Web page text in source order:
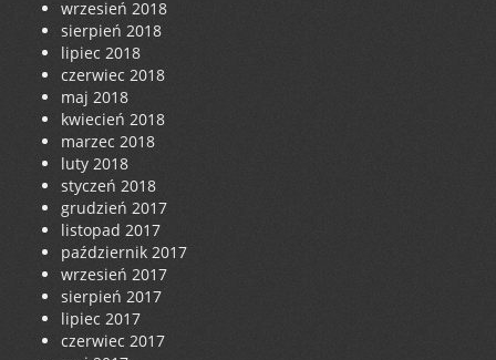
wrzesień 2018
sierpień 2018
lipiec 2018
czerwiec 2018
maj 2018
kwiecień 2018
marzec 2018
luty 2018
styczeń 2018
grudzień 2017
listopad 2017
październik 2017
wrzesień 2017
sierpień 2017
lipiec 2017
czerwiec 2017